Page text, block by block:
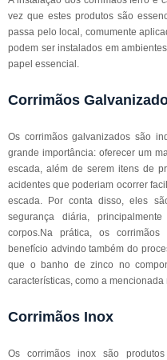
vez que estes produtos são
passa pelo local, comumente
podem ser instalados em
papel essencial.
Corrimãos
Os corrimãos galvanizados são
grande importância: oferecer um
escada, além de serem itens de
acidentes que poderiam ocorrer
escada. Por conta disso, eles
segurança diária,
corpos.Na prática, os corrimãos
benefício advindo também do
que o banho de zinco no
características, como a mencionada
Corrimãos Inox
Os corrimãos inox são